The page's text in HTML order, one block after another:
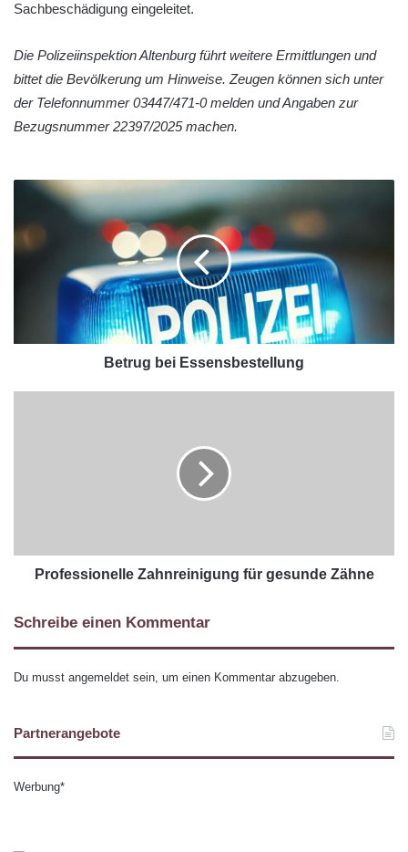
Sachbeschädigung eingeleitet.
Die Polizeiinspektion Altenburg führt weitere Ermittlungen und
bittet die Bevölkerung um Hinweise. Zeugen können sich unter
der Telefonnummer 03447/471-0 melden und Angaben zur
Bezugsnummer 22397/2025 machen.
Betrug bei Essensbestellung
Professionelle Zahnreinigung für gesunde Zähne
Schreibe einen Kommentar
Du musst angemeldet sein, um einen Kommentar abzugeben.
Partnerangebote
Werbung*